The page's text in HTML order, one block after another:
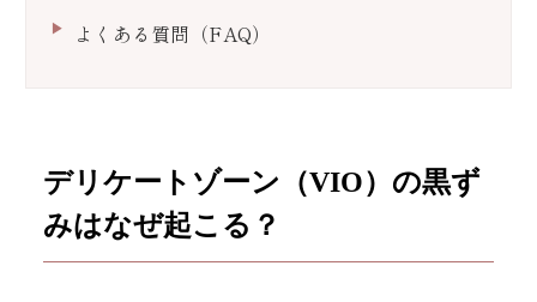
よくある質問（FAQ）
デリケートゾーン（VIO）の黒ず
みはなぜ起こる？